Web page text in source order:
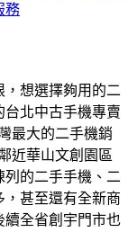
務
，想選擇夠用的二
北中古手機專賣
最大的二手機銷
近華山文創園區
列的二手手機、二
甚至還有全新商
續全省創宇門市也